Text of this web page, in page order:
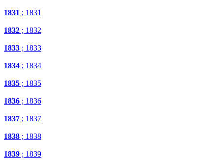
1831 ; 1831
1832 ; 1832
1833 ; 1833
1834 ; 1834
1835 ; 1835
1836 ; 1836
1837 ; 1837
1838 ; 1838
1839 ; 1839